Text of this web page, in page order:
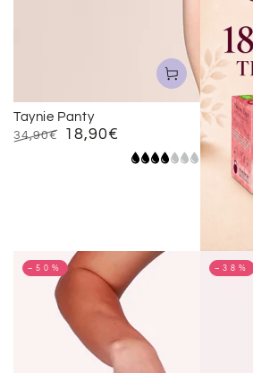
Taynie Panty
34,90€
Verkaufspreis
18,90€
–50% –38%